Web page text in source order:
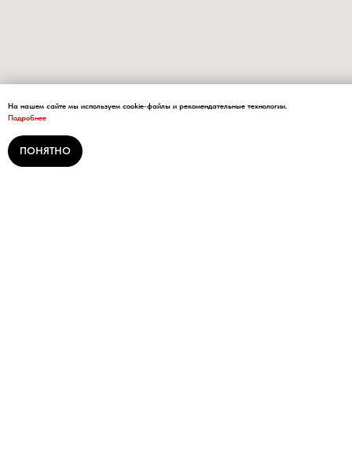
На нашем сайте мы используем cookie-файлы и рекомендательные технологии.
Подробнее
ПОНЯТНО